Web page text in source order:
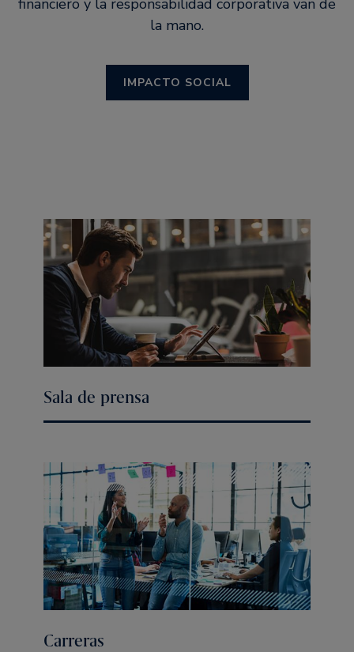
financiero y la responsabilidad corporativa van de
la mano.
IMPACTO SOCIAL
Sala de prensa
Carreras